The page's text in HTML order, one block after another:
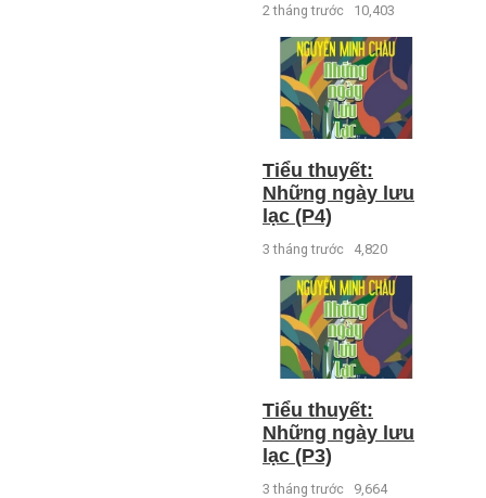
2 tháng trước 10,403
Tiểu thuyết:
Những ngày lưu
lạc (P4)
3 tháng trước 4,820
Tiểu thuyết:
Những ngày lưu
lạc (P3)
3 tháng trước 9,664